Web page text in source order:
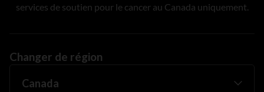
services de soutien pour le cancer au Canada uniquement.
Changer de région